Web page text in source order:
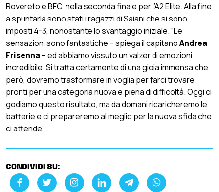
Rovereto e BFC, nella seconda finale per l’A2 Elite. Alla fine
a spuntarla sono stati i ragazzi di Saiani che si sono
imposti 4-3, nonostante lo svantaggio iniziale. “Le
sensazioni sono fantastiche – spiega il capitanoAndrea
Frisenna– ed abbiamo vissuto un valzer di emozioni
incredibile. Si tratta certamente di una gioia immensa che,
però, dovremo trasformare in voglia per farci trovare
pronti per una categoria nuova e piena di difficoltà. Oggi ci
godiamo questo risultato, ma da domani ricaricheremo le
batterie e ci prepareremo al meglio per la nuova sfida che
ci attende”.
CONDIVIDI SU: